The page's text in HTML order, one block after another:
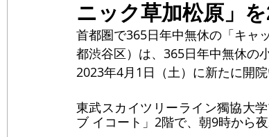
ニック草加松原」
首都圏で365日年中無休の「キャ
都渋谷区）は、365日年中無休の
2023年4月1日（土）に新たに開院
東武スカイツリーライン獨協大
ブ イコート」2階で、朝9時から